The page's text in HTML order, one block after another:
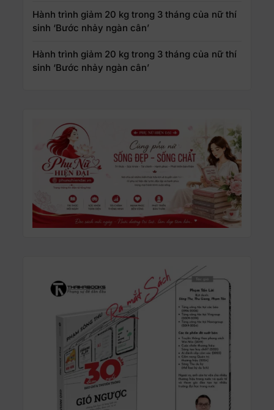
Hành trình giảm 20 kg trong 3 tháng của nữ thí
sinh ‘Bước nhảy ngàn cân’
Hành trình giảm 20 kg trong 3 tháng của nữ thí
sinh ‘Bước nhảy ngàn cân’